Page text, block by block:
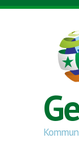
Skip to main content